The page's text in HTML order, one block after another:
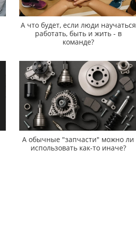
А что будет, если люди научаться
работать, быть и жить - в
команде?
А обычные "запчасти" можно ли
использовать как-то иначе?